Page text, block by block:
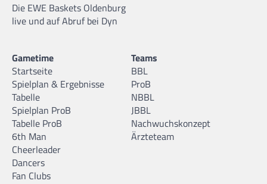
Die EWE Baskets Oldenburg
live und auf Abruf bei Dyn
Gametime
Startseite
Spielplan & Ergebnisse
Tabelle
Spielplan ProB
Tabelle ProB
6th Man
Cheerleader
Dancers
Fan Clubs
Teams
BBL
ProB
NBBL
JBBL
Nachwuchskonzept
Ärzteteam